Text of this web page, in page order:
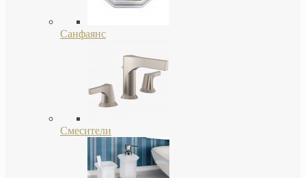
Санфаянс
Смесители